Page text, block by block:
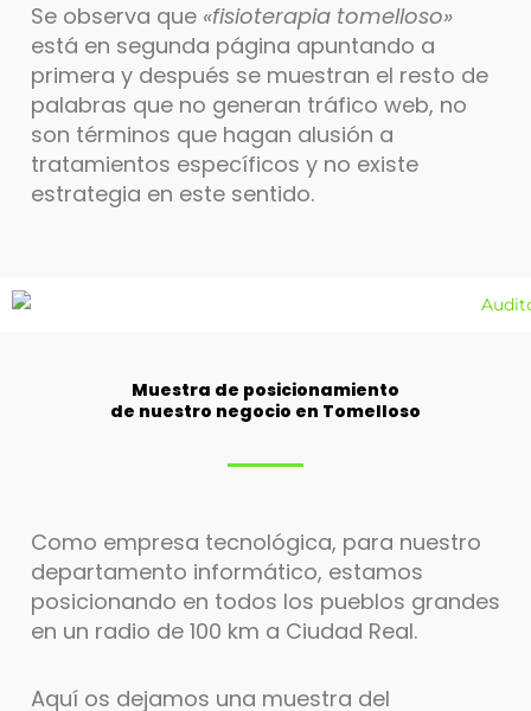
Se observa que «fisioterapia tomelloso»
está en segunda página apuntando a
primera y después se muestran el resto de
palabras que no generan tráfico web, no
son términos que hagan alusión a
tratamientos específicos y no existe
estrategia en este sentido.
Muestra de posicionamiento
de nuestro negocio en Tomelloso
Como empresa tecnológica, para nuestro
departamento informático, estamos
posicionando en todos los pueblos grandes
en un radio de 100 km a Ciudad Real.
Aquí os dejamos una muestra del